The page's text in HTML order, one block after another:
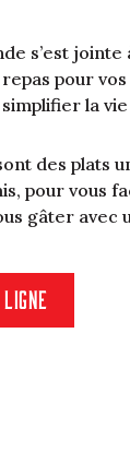
s’est
pour
la
des plats
pour vous
gâter avec